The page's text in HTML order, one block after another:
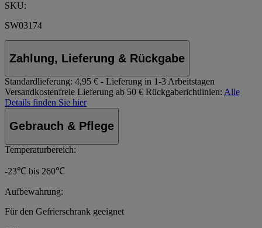
SKU:
SW03174
Zahlung, Lieferung & Rückgabe
Standardlieferung: 4,95 € - Lieferung in 1-3 Arbeitstagen
Versandkostenfreie Lieferung ab 50 € Rückgaberichtlinien: Alle
Details finden Sie hier
Gebrauch & Pflege
Temperaturbereich:
-23℃ bis 260℃
Aufbewahrung:
Für den Gefrierschrank geeignet